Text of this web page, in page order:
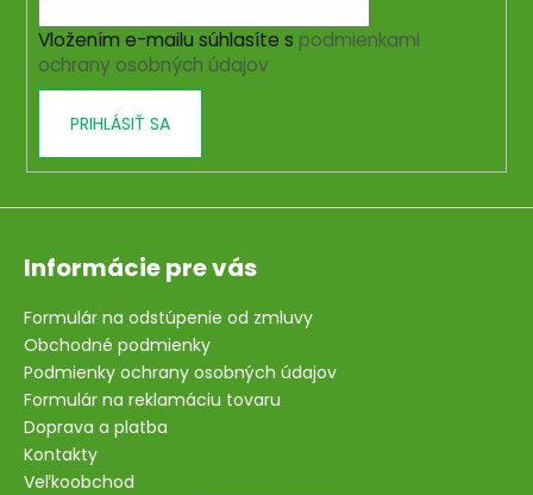
Vložením e-mailu súhlasíte s podmienkami
ochrany osobných údajov
PRIHLÁSIŤ SA
Informácie pre vás
Formulár na odstúpenie od zmluvy
Obchodné podmienky
Podmienky ochrany osobných údajov
Formulár na reklamáciu tovaru
Doprava a platba
Kontakty
Veľkoobchod